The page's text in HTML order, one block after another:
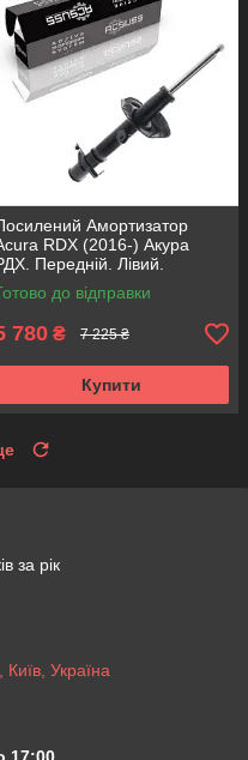
Амортизатор
RDX (2016-) Акура
Передній. Лівий.
KOREA Аксусс!
до відправки
780 ₴ 7 225 ₴
Купити
за рік
Україна